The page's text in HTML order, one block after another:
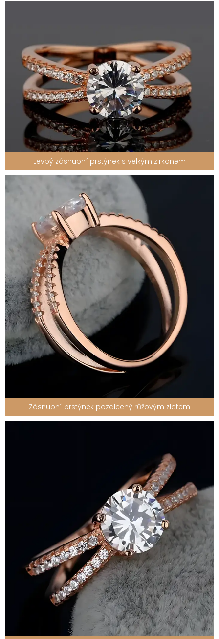
Levbý zásnubní prstýnek s velkým zirkonem
Zásnubní prstýnek pozalcený růžovým zlatem